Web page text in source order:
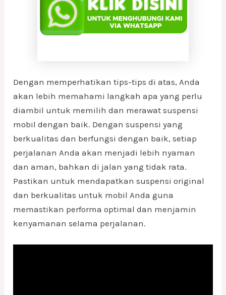
Dengan memperhatikan tips-tips di atas, Anda
akan lebih memahami langkah apa yang perlu
diambil untuk memilih dan merawat suspensi
mobil dengan baik. Dengan suspensi yang
berkualitas dan berfungsi dengan baik, setiap
perjalanan Anda akan menjadi lebih nyaman
dan aman, bahkan di jalan yang tidak rata.
Pastikan untuk mendapatkan suspensi original
dan berkualitas untuk mobil Anda guna
memastikan performa optimal dan menjamin
kenyamanan selama perjalanan.